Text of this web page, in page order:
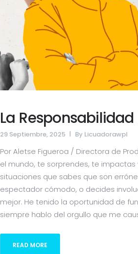
La
29 Septiembre, 2025 By Licuadorawpl
Por Aletse Figueroa / Directora de
el mundo, te sorprendes, te
situaciones que sabes que son
espectador cómodo, o decides
mejor. He tenido la oportunidad de
siempre hablo del orgullo que me
READ MORE